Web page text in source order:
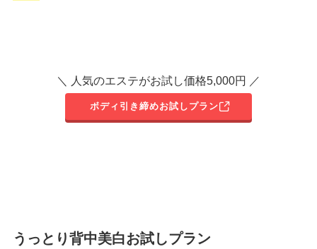
＼ 人気のエステがお試し価格5,000円 ／
ボディ引き締めお試しプラン
うっとり背中美白お試しプラン